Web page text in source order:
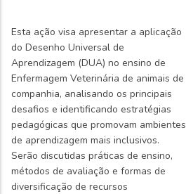
Esta ação visa apresentar a aplicação
do Desenho Universal de
Aprendizagem (DUA) no ensino de
Enfermagem Veterinária de animais de
companhia, analisando os principais
desafios e identificando estratégias
pedagógicas que promovam ambientes
de aprendizagem mais inclusivos.
Serão discutidas práticas de ensino,
métodos de avaliação e formas de
diversificação de recursos